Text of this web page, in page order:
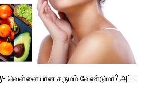
வெள்ளையான சருமம் வேண்டுமா? அப்ப